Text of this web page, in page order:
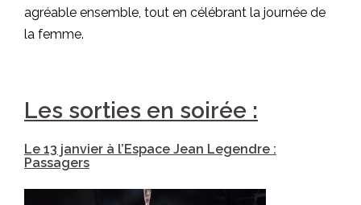
agréable ensemble, tout en célébrant la journée de
la femme.
Les sorties en soirée :
Le 13 janvier à l’Espace Jean Legendre :
Passagers